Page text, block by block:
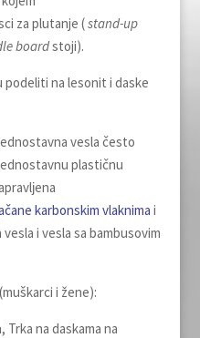
za plutanje (stand-up
boardstoji).
podeliti na lesonit i daske
vesla često
plastičnu
karbonskim vlaknima i
i vesla sa bambusovim
i žene):
na daskama na